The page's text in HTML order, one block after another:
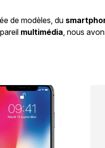
de modèles, du
multimédia, nous